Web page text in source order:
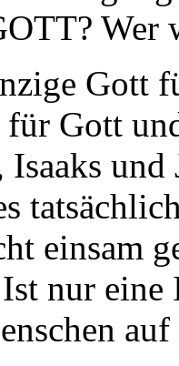
Wer
Gott
für Gott
und
einsam
nur eine